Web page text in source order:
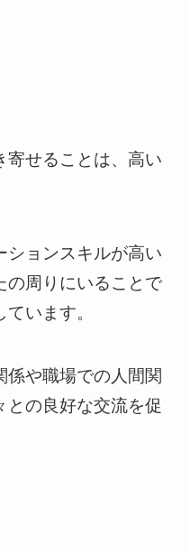
寄せることは、高い
ションスキルが高い
の周りにいることで
います。
係や職場での人間関
との良好な交流を促